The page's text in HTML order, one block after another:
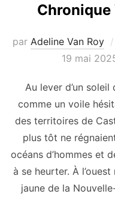
Chronique
par Adeline Van Roy
19 mai
Au lever d’un
comme un voile
des territoires de
plus tôt ne
océans d’hommes et
à se heurter. À
jaune de la